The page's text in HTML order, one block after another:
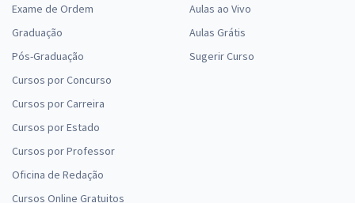
Exame de Ordem
Graduação
Pós-Graduação
Cursos por Concurso
Cursos por Carreira
Cursos por Estado
Cursos por Professor
Oficina de Redação
Cursos Online Gratuitos
Aulas ao Vivo
Aulas Grátis
Sugerir Curso